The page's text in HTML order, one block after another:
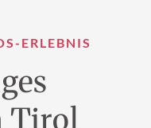
ERLEBNIS
Tirol